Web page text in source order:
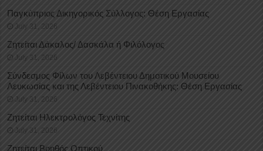
Παγκύπριος Δικηγορικός Σύλλογος: Θέση Εργασίας
July 31, 2026
Ζητείται Δάκαλος/ Δασκάλα ή Φιλόλογος
July 31, 2026
Σύνδεσμος Φίλων του Λεβέντειου Δημοτικού Μουσείου
Λευκωσίας και της Λεβέντειου Πινακοθήκης: Θέση Εργασίας
July 31, 2026
Ζητείται Ηλεκτρολόγος Τεχνίτης
July 31, 2026
Ζητείται Βοηθός Οπτικού